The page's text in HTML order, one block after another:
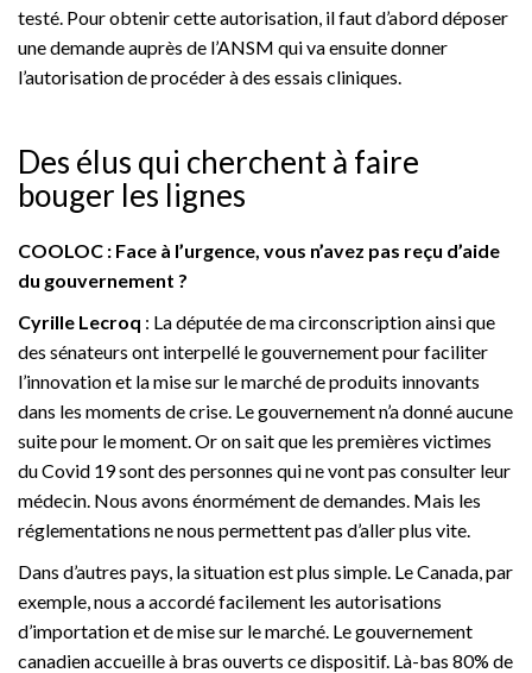
testé. Pour obtenir cette autorisation, il faut d’abord déposer
une demande auprès de l’ANSM qui va ensuite donner
l’autorisation de procéder à des essais cliniques.
Des élus qui cherchent à faire
bouger les lignes
COOLOC : Face à l’urgence, vous n’avez pas reçu d’aide
du gouvernement ?
Cyrille Lecroq : La députée de ma circonscription ainsi que
des sénateurs ont interpellé le gouvernement pour faciliter
l’innovation et la mise sur le marché de produits innovants
dans les moments de crise. Le gouvernement n’a donné aucune
suite pour le moment. Or on sait que les premières victimes
du Covid 19 sont des personnes qui ne vont pas consulter leur
médecin. Nous avons énormément de demandes. Mais les
réglementations ne nous permettent pas d’aller plus vite.
Dans d’autres pays, la situation est plus simple. Le Canada, par
exemple, nous a accordé facilement les autorisations
d’importation et de mise sur le marché. Le gouvernement
canadien accueille à bras ouverts ce dispositif. Là-bas 80% de